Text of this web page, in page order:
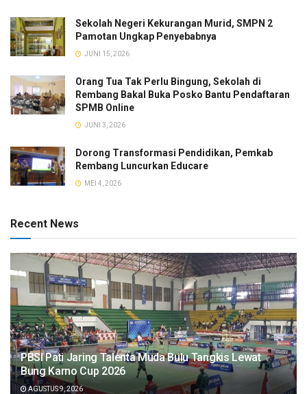
Sekolah Negeri Kekurangan Murid, SMPN 2
Pamotan Ungkap Penyebabnya
JUNI 15, 2026
Orang Tua Tak Perlu Bingung, Sekolah di
Rembang Bakal Buka Posko Bantu Pendaftaran
SPMB Online
JUNI 3, 2026
Dorong Transformasi Pendidikan, Pemkab
Rembang Luncurkan Educare
MEI 4, 2026
Recent News
PBSI Pati Jaring Talenta Muda Bulu Tangkis Lewat
Bung Karno Cup 2026
AGUSTUS 9, 2026